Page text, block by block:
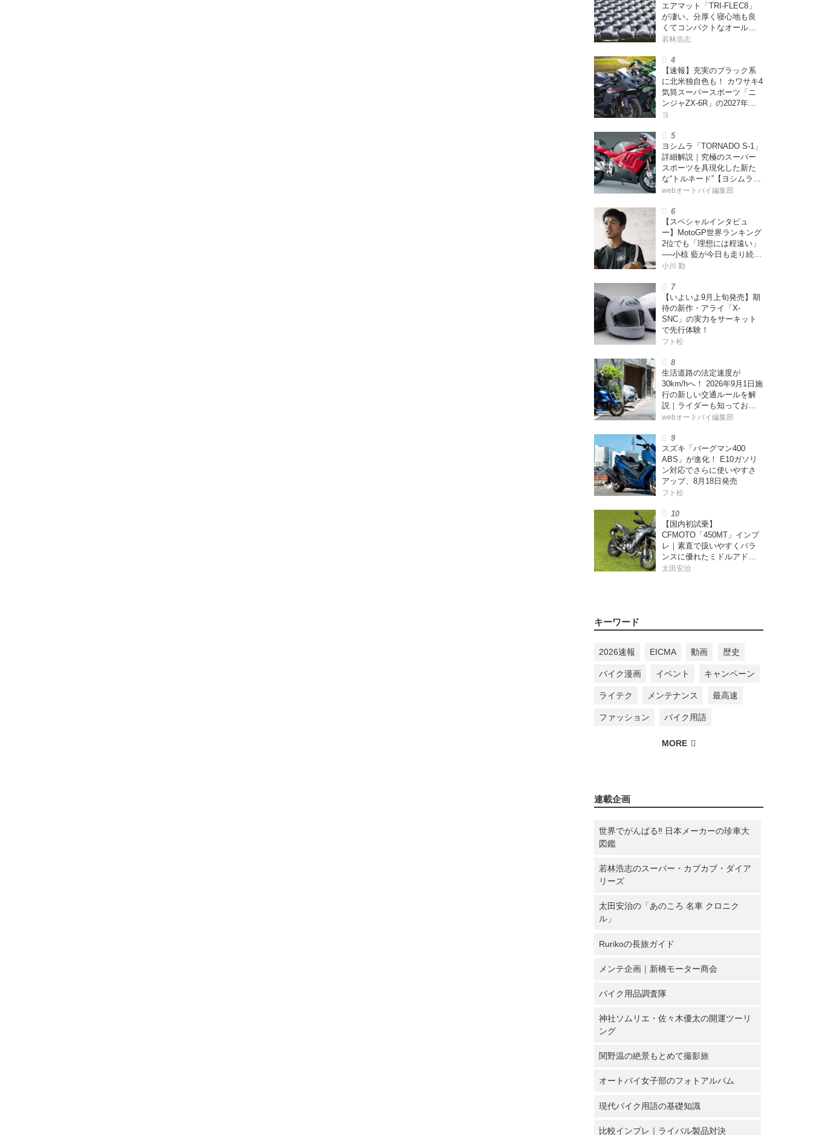
エアマット「TRI-FLEC8」
が凄い。分厚く寝心地も良
くてコンパクトなオールシ
ーズン対応マットを試して
ー・カブカブ・ダイアリー
ズ Vol.385〉
若林浩志
【速報】充実のブラック系
に北米独自色も！ カワサキ4
気筒スーパースポーツ「ニ
ンジャZX-6R」の2027年モ
デルを発表、2気筒ニンジャ
ヨ
ヨシムラ「TORNADO S-1」
詳細解説｜究極のスーパー
スポーツを具現化した新た
な“トルネード”【ヨシムラ
伝】
webオートバイ編集部
【スペシャルインタビュ
ー】MotoGP世界ランキング
2位でも「理想には程遠い」
──小椋 藍が今日も走り続け
る理由
小川 勤
【いよいよ9月上旬発売】期
待の新作・アライ「X-
SNC」の実力をサーキット
で先行体験！
フト松
生活道路の法定速度が
30km/hへ！ 2026年9月1日施
行の新しい交通ルールを解
説｜ライダーも知っておく
べきポイントをチェック！
webオートバイ編集部
スズキ「バーグマン400
ABS」が進化！ E10ガソリ
ン対応でさらに使いやすさ
アップ、8月18日発売
フト松
【国内初試乗】
CFMOTO「450MT」インプ
レ｜素直で扱いやすくバラ
ンスに優れたミドルアドベ
ンチャー！
太田安治
キーワード
2026速報 EICMA 動画 歴史
バイク漫画 イベント キャンペーン
ライテク メンテナンス 最高速
ファッション バイク用語
連載企画
世界でがんばる‼ 日本メーカーの珍車大
図鑑
若林浩志のスーパー・カブカブ・ダイア
リーズ
太田安治の「あのころ 名車 クロニク
ル」
Rurikoの長旅ガイド
メンテ企画｜新橋モーター商会
バイク用品調査隊
神社ソムリエ・佐々木優太の開運ツーリ
ング
関野温の絶景もとめて撮影旅
オートバイ女子部のフォトアルバム
現代バイク用語の基礎知識
比較インプレ｜ライバル製品対決